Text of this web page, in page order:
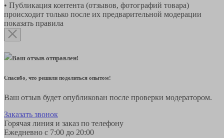
• Публикация контента (отзывов, фотографий товара)
происходит только после их предварительной модерации
показать правила
Ваш отзыв отправлен!
Спасибо, что решили поделиться опытом!
Ваш отзыв будет опубликован после проверки модератором.
Заказать звонок
Горячая линия и заказ по телефону
Ежедневно с 7:00 до 20:00